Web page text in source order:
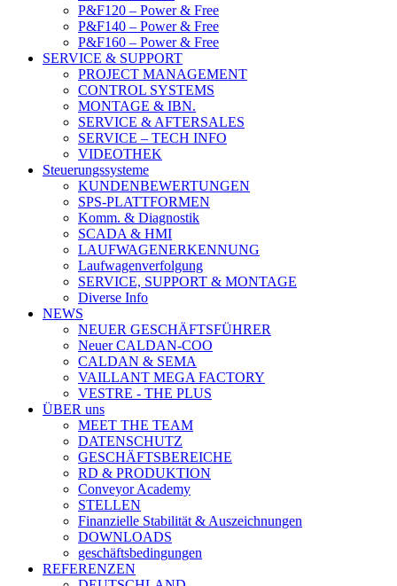
P&F120 – Power & Free
P&F140 – Power & Free
P&F160 – Power & Free
SERVICE & SUPPORT
PROJECT MANAGEMENT
CONTROL SYSTEMS
MONTAGE & IBN.
SERVICE & AFTERSALES
SERVICE – TECH INFO
VIDEOTHEK
Steuerungssysteme
KUNDENBEWERTUNGEN
SPS-PLATTFORMEN
Komm. & Diagnostik
SCADA & HMI
LAUFWAGENERKENNUNG
Laufwagenverfolgung
SERVICE, SUPPORT & MONTAGE
Diverse Info
NEWS
NEUER GESCHÄFTSFÜHRER
Neuer CALDAN-COO
CALDAN & SEMA
VAILLANT MEGA FACTORY
VESTRE - THE PLUS
ÜBER uns
MEET THE TEAM
DATENSCHUTZ
GESCHÄFTSBEREICHE
RD & PRODUKTION
Conveyor Academy
STELLEN
Finanzielle Stabilität & Auszeichnungen
DOWNLOADS
geschäftsbedingungen
REFERENZEN